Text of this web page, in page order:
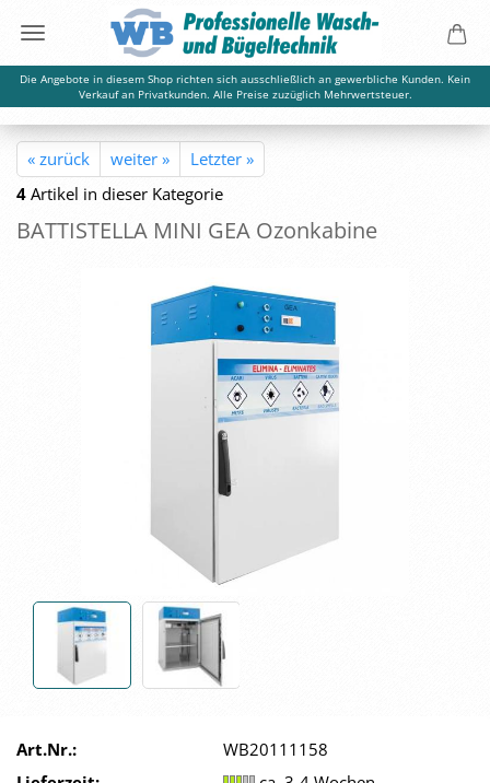
Die Angebote in diesem Shop richten sich ausschließlich an gewerbliche Kunden. Kein
Verkauf an Privatkunden. Alle Preise zuzüglich Mehrwertsteuer.
« zurück weiter »
Letzter »
4 Artikel in dieser Kategorie
BAT­TI­STEL­LA MINI GEA Ozon­ka­bi­ne
Art.Nr.:
WB20111158